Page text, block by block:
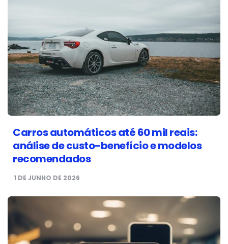
Carros automáticos até 60 mil reais:
análise de custo-benefício e modelos
recomendados
1 DE JUNHO DE 2026